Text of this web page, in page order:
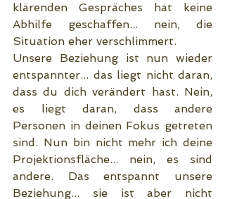
klärenden Gespräches hat keine
Abhilfe geschaffen... nein, die
Situation eher verschlimmert.
Unsere Beziehung ist nun wieder
entspannter... das liegt nicht daran,
dass du dich verändert hast. Nein,
es liegt daran, dass andere
Personen in deinen Fokus getreten
sind. Nun bin nicht mehr ich deine
Projektionsfläche... nein, es sind
andere. Das entspannt unsere
Beziehung... sie ist aber nicht